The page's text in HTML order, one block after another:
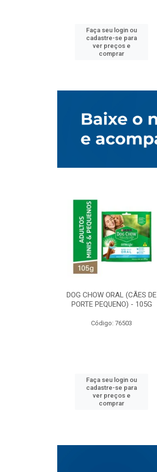
Faça seu login ou
cadastre-se para
ver preços e
comprar
DOG CHOW ORAL (CÃES DE
PORTE PEQUENO) - 105G
Código: 76503
Faça seu login ou
cadastre-se para
ver preços e
comprar